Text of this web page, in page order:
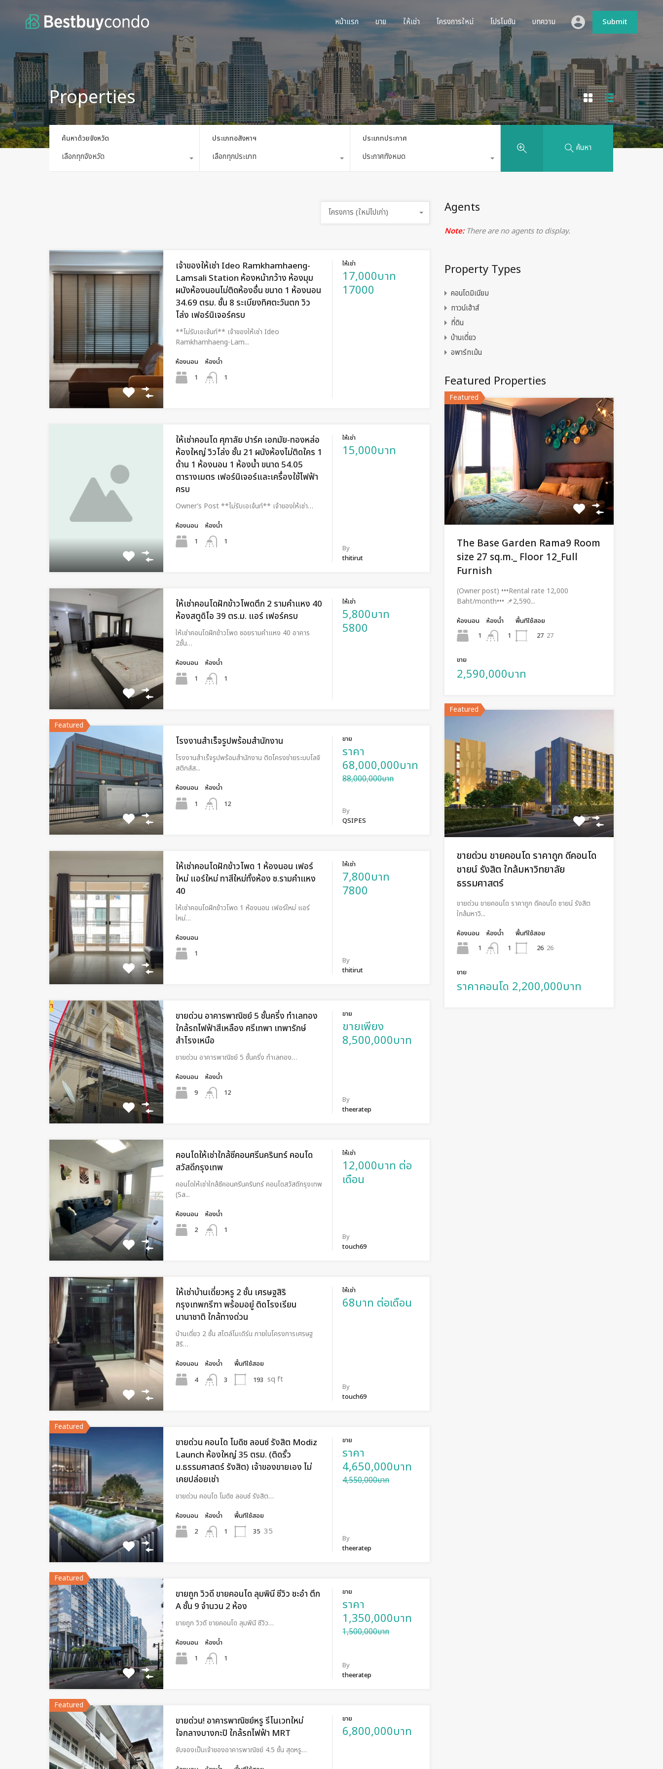
หน้าแรก ขาย ให้เช่า โครงการใหม่ โปรโมชัน บทความ Submit
หน้าแรก ขาย ให้เช่า โครงการใหม่ โปรโมชัน บทความ Submit
Properties
ค้นหาด้วยจังหวัด
เลือกทุกจังหวัด
ประเภทอสังหาฯ
เลือกทุกประเภท
ประเภทประกาศ
ประกาศทั้งหมด
ค้นหา
โครงการ (ใหม่ไปเก่า)
เจ้าของให้เช่า Ideo Ramkhamhaeng-
Lamsali Station ห้องหน้ากว้าง ห้องมุม
ผนังห้องนอนไม่ติดห้องอื่น ขนาด 1 ห้องนอน
34.69 ตรม. ชั้น 8 ระเบียงทิศตะวันตก วิว
โล่ง เฟอร์นิเจอร์ครบ
**ไม่รับเอเจ้นท์** เจ้าของให้เช่า Ideo
Ramkhamhaeng-Lam...
ห้องนอน
1
ห้องน้ำ
1
ให้เช่า
17,000บาท
17000
ให้เช่าคอนโด ศุภาลัย ปาร์ค เอกมัย-ทองหล่อ
ห้องใหญ่ วิวโล่ง ชั้น 21 ผนังห้องไม่ติดใคร 1
ด้าน 1 ห้องนอน 1 ห้องน้ำ ขนาด 54.05
ตารางเมตร เฟอร์นิเจอร์และเครื่องใช้ไฟฟ้า
ครบ
Owner’s Post **ไม่รับเอเจ้นท์** เจ้าของให้เช่า…
ห้องนอน
1
ห้องน้ำ
1
ให้เช่า
15,000บาท
By
thitirut
ให้เช่าคอนโดฝักข้าวโพดตึก 2 รามคำแหง 40
ห้องสตูดิโอ 39 ตร.ม. แอร์ เฟอร์ครบ
ให้เช่าคอนโดฝักข้าวโพด ซอยรามคำแหง 40 อาคาร
2ชั้น…
ห้องนอน
1
ห้องน้ำ
1
ให้เช่า
5,800บาท
5800
Featured
โรงงานสำเร็จรูปพร้อมสำนักงาน
โรงงานสำเร็จรูปพร้อมสำนักงาน ติดโครงข่ายระบบโลจิ
สติกส์ส...
ห้องนอน
1
ห้องน้ำ
12
ขาย
ราคา
68,000,000บาท
88,000,000บาท
By
QSIPES
ให้เช่าคอนโดฝักข้าวโพด 1 ห้องนอน เฟอร์
ใหม่ แอร์ใหม่ ทาสีใหม่ทั้งห้อง ซ.รามคำแหง
40
ให้เช่าคอนโดฝักข้าวโพด 1 ห้องนอน เฟอร์ใหม่ แอร์
ใหม่…
ห้องนอน
1
ให้เช่า
7,800บาท
7800
By
thitirut
ขายด่วน อาคารพาณิชย์ 5 ชั้นครี่ง ทำเลทอง
ใกล้รถไฟฟ้าสีเหลือง ศรีเทพา เทพารักษ์
สำโรงเหนือ
ขายด่วน อาคารพาณิชย์ 5 ชั้นครี่ง ทำเลทอง…
ห้องนอน
9
ห้องน้ำ
12
ขาย
ขายเพียง
8,500,000บาท
By
theeratep
คอนโดให้เช่าใกล้ซีคอนศรีนครินทร์ คอนโด
สวัสดีกรุงเทพ
คอนโดให้เช่าใกล้ซีคอนศรีนครินทร์ คอนโดสวัสดีกรุงเทพ
(Sa...
ห้องนอน
2
ห้องน้ำ
1
ให้เช่า
12,000บาท ต่อ
เดือน
By
touch69
ให้เช่าบ้านเดี่ยวหรู 2 ชั้น เศรษฐสิริ
กรุงเทพกรีฑา พร้อมอยู่ ติดโรงเรียน
นานาชาติ ใกล้ทางด่วน
บ้านเดี่ยว 2 ชั้น สไตล์โมเดิร์น ภายในโครงการเศรษฐ
สิริ…
ห้องนอน
4
ห้องน้ำ
3
พื้นทีใช้สอย
193 sq ft
ให้เช่า
68บาท ต่อเดือน
By
touch69
Featured
ขายด่วน คอนโด โมดิซ ลอนซ์ รังสิต Modiz
Launch ห้องใหญ่ 35 ตรม. (ติดรั้ว
ม.ธรรมศาสตร์ รังสิต) เจ้าของขายเอง ไม่
เคยปล่อยเช่า
ขายด่วน คอนโด โมดิซ ลอนซ์ รังสิต…
ห้องนอน
2
ห้องน้ำ
1
พื้นทีใช้สอย
35 35
ขาย
ราคา
4,650,000บาท
4,550,000บาท
By
theeratep
Featured
ขายถูก วิวดี ขายคอนโด ลุมพินี ซีวิว ชะอำ ตึก
A ชั้น 9 จำนวน 2 ห้อง
ขายถูก วิวดี ขายคอนโด ลุมพินี ซีวิว…
ห้องนอน
1
ห้องน้ำ
1
ขาย
ราคา
1,350,000บาท
1,500,000บาท
By
theeratep
Featured
ขายด่วน! อาคารพาณิชย์หรู รีโนเวทใหม่
ใจกลางบางกะปิ ใกล้รถไฟฟ้า MRT
จับจองเป็นเจ้าของอาคารพาณิชย์ 4.5 ชั้น สุดหรู…
ขาย
6,800,000บาท
Agents
Note:There are no agents to display.
Property Types
คอนโดมิเนียม
ทาวน์เฮ้าส์
ที่ดิน
บ้านเดี่ยว
อพาร์ทเม้น
Featured Properties
Featured
The Base Garden Rama9 Room
size 27 sq.m._ Floor 12_Full
Furnish
(Owner post) •••Rental rate 12,000
Baht/month••• 📌2,590...
ห้องนอน
1
ห้องน้ำ
1
พื้นทีใช้สอย
27 27
ขาย
2,590,000บาท
Featured
ขายด่วน ขายคอนโด ราคาถูก ดีคอนโด
ชายน์ รังสิต ใกล้มหาวิทยาลัย
ธรรมศาสตร์​
ขายด่วน ขายคอนโด ราคาถูก ดีคอนโด ชายน์ รังสิต
ใกล้มหาวิ...
ห้องนอน
1
ห้องน้ำ
1
พื้นทีใช้สอย
26 26
ขาย
ราคาคอนโด 2,200,000บาท